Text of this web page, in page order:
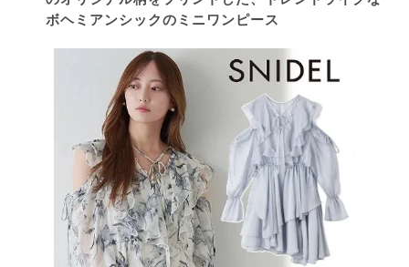
ボヘミアンシックのミニワンピース